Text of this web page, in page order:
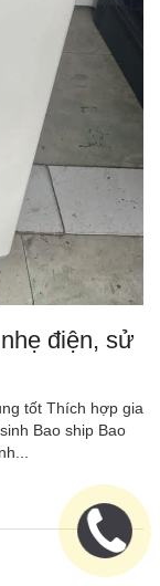
điện, sử
tốt Thích hợp gia
Bao ship Bao